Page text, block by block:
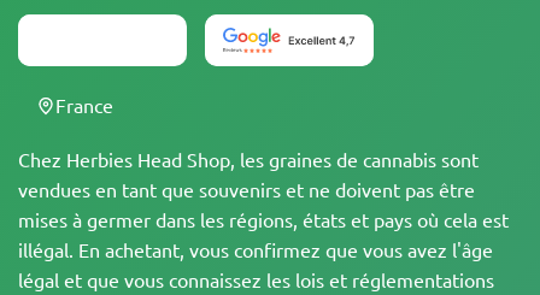
Chez Herbies Head Shop, les graines de cannabis sont
vendues en tant que souvenirs et ne doivent pas être
mises à germer dans les régions, états et pays où cela est
illégal. En achetant, vous confirmez que vous avez l'âge
légal et que vous connaissez les lois et réglementations
France